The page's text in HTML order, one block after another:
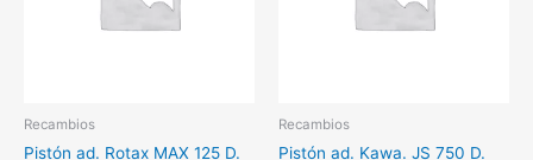
Recambios
Pistón ad. Rotax MAX 125 D.
Recambios
Pistón ad. Kawa. JS 750 D.